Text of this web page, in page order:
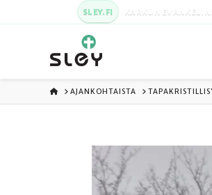
SLEY.FI KARKUN
ETUSIVU
AJANKOHTAISTA